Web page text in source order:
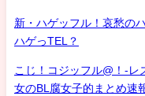
新・ハゲッフル！哀愁の
ハゲっTEL？
こじ！コジッフル@！-
女のBL腐女子的まとめ速